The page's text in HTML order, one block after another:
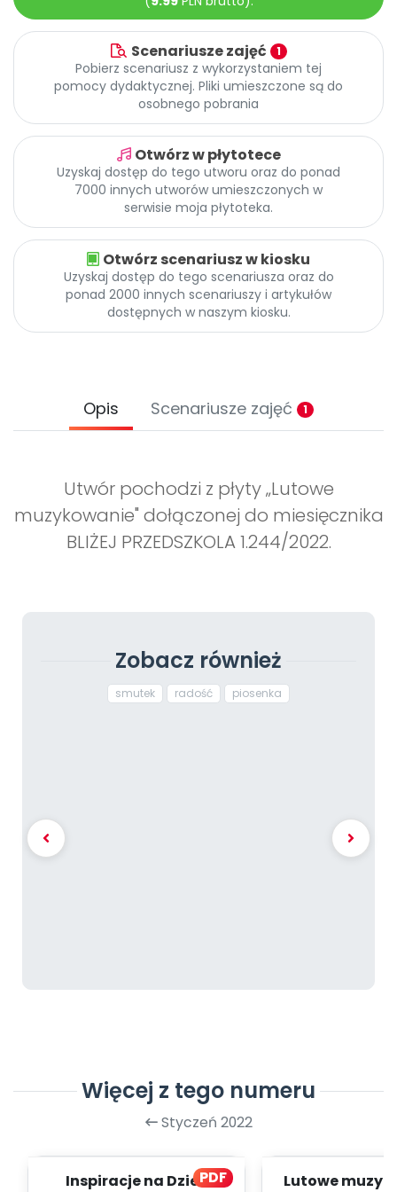
Pomoc
Scenariusze zajęć 1
Pobierz scenariusz z wykorzystaniem tej
pomocy dydaktycznej. Pliki umieszczone są do
osobnego pobrania
Otwórz w płytotece
Uzyskaj dostęp do tego utworu oraz do ponad
7000 innych utworów umieszczonych w
serwisie moja płytoteka.
Otwórz scenariusz w kiosku
Uzyskaj dostęp do tego scenariusza oraz do
ponad 2000 innych scenariuszy i artykułów
dostępnych w naszym kiosku.
Opis Scenariusze zajęć 1
Utwór pochodzi z płyty „Lutowe
muzykowanie" dołączonej do miesięcznika
BLIŻEJ PRZEDSZKOLA 1.244/2022.
Zobacz również
smutek radość piosenka
Więcej z tego numeru
Styczeń 2022
PDF
Inspiracje na Dzień
Lutowe